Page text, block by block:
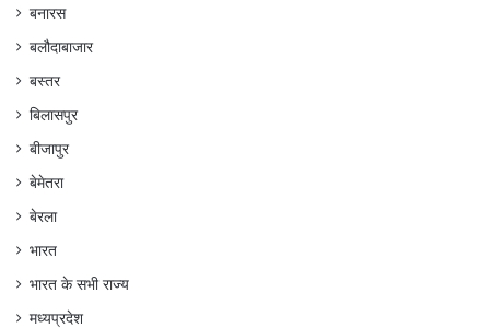
बनारस
बलौदाबाजार
बस्तर
बिलासपुर
बीजापुर
बेमेतरा
बेरला
भारत
भारत के सभी राज्य
मध्यप्रदेश